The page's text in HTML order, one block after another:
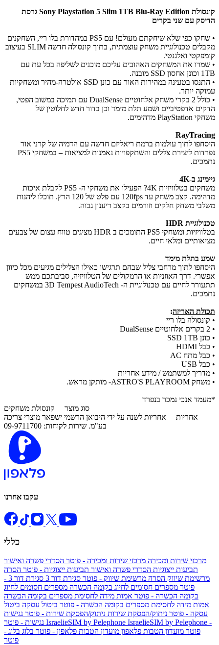
קונסולת Sony Playstation 5 Slim 1TB Blu-Ray Edition גרסת
הדיסק עם שני בקרים
• שחקו כפי שלא שיחקתם מעולם! עם PS5 במהדורת בלו ריי, השחקנים
מקבלים טכנולוגיית משחק עוצמתית, בתוך קונסולה חדשה SLIM בעיצוב
קומפקטי ואלגנטי.
• שמרו את המשחקים האהובים עליכם מוכנים לשליפה בכל עת עם
1TB וכונן אחסון SSD מובנה.
• התנסו בטעינה במהירות האור עם כונן SSD אולטרה-מהיר ומשחקיות
עמוקה יותר.
• כולל 2 בקרי משחק אלחוטיים DualSense עם תמיכה במשוב הפטי,
הדקים אדפטיביים ושמע תלת מימד וכן בדור חדש לחלוטין של
משחקי PlayStation מדהימים.
RayTracing
היסחפו לתוך עולמות ברמת ריאליזם חדשה עם הדמיה של קרני אור
נפרדות ליצירת צללים והשתקפויות נאמנות למציאות – במשחקי PS5
נתמכים.
גיימינג ב-4K
משחקים בטלוויזיות 4K? הפעילו את משחקי ה- PS5 לקבלת איכות
מדהימה. קצב משחק עד 120fps עם פלט של 120 הרץ. תוכלו ליהנות
משלבי משחק חלקים וזורמים בקצב ריענון גבוה.
טכנולוגיית HDR
בטלוויזיות ומשחקי PS5 התומכים ב HDR מציגים טווח עצום של צבעים
מציאותיים ומלאי חיים.
שמע בתלת מימד
היסחפו לתוך מרחבי צליל שבהם תרגישו כאילו הצלילים מגיעים מכל כיוון
אפשרי. דרך האוזניות או הרמקולים של הטלוויזיה, סביבתכם ממש
תתעורר לחיים עם טכנולוגיית ה- 3D Tempest AudioTech במשחקים
נתמכים.
תכולת האריזה:
• קונסולה בלו ריי
• 2 בקרים אלחוטיים DualSense
• כונן SSD 1TB
• כבל HDMI
• כבל מתח AC
• כבל USB
• מדריך למשתמש / מידע אחריות
• משחק ASTRO'S PLAYROOM- מותקן מראש.
*מעמד אנכי נמכר בנפרד
סוג מוצר קונסולת משחקים
אחריות אחריות לשנה על ידי היבואן הרשמי ישפאר מוצרי צריכה
בע"מ. שירות לקוחות: 09-9711700
עקבו אחרנו
כללי
מרכזי שירות ומכירה מרכזי שירות ומכירה - פוטר הסדרי פשרה ואישור
תביעות ייצוגיות הסדרי פשרה ואישור תביעות ייצוגיות - פוטר הסרה
מרשימת שיווק הסרה מרשימת שיווק - פוטר סגירת דור 3
סגירת דור 3 -
פוטר מספרים חסומים לחיוג בקומה הכשרה מספרים חסומים לחיוג
בקומה הכשרה - פוטר אמות מידה לחסימת מספרים בקומה הכשרה
אמות מידה לחסימת מספרים בקומה הכשרה - פוטר ביטול עסקה ביטול
עסקה - פוטר ניתוק/הפסקת שירות ניתוק/הפסקת שירות - פוטר נגישות
IsraelieSIM by Pelephone IsraelieSIM by Pelephone -
פוטר מועדון הטבות פלאפון מועדון הטבות פלאפון - פוטר בלוג בלוג -
פוטר